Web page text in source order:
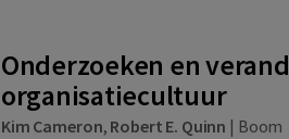
Onderzoeken en
organisatiecultuur
Kim Cameron, Robert E. Quinn | Boom